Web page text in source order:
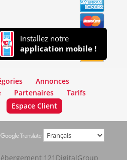
Installez notre
application mobile !
Annonces
Partenaires
Tarifs
Espace Client
121DigitalGroup